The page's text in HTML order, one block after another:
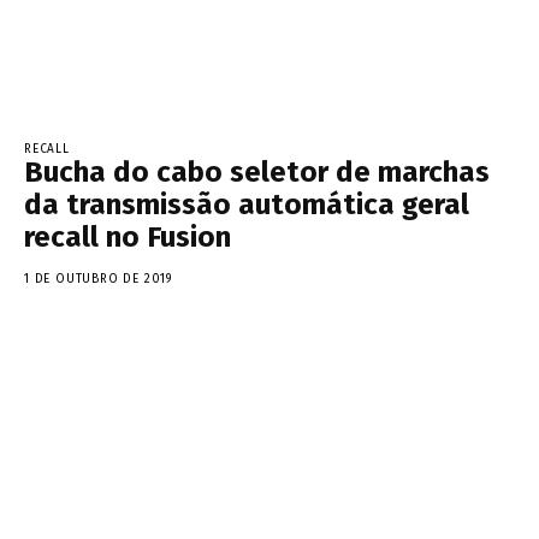
RECALL
Bucha do cabo seletor de marchas
da transmissão automática geral
recall no Fusion
1 DE OUTUBRO DE 2019